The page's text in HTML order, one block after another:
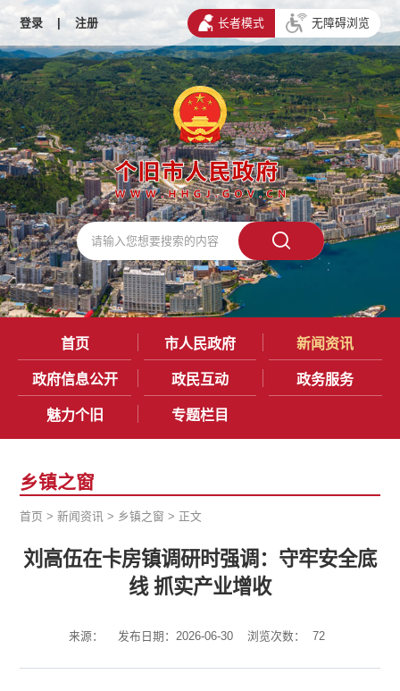
登录 | 注册 长者模式 无障碍浏览
首页 市人民政府 新闻资讯
政府信息公开 政民互动 政务服务
魅力个旧 专题栏目
乡镇之窗
首页 >新闻资讯 > 乡镇之窗 > 正文
刘高伍在卡房镇调研时强调：守牢安全底
线 抓实产业增收
来源： 发布日期：2026-06-30 浏览次数： 72